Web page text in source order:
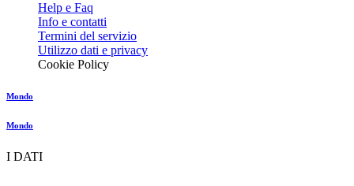
Help e Faq
Info e contatti
Termini del servizio
Utilizzo dati e privacy
Cookie Policy
Mondo
Mondo
I DATI